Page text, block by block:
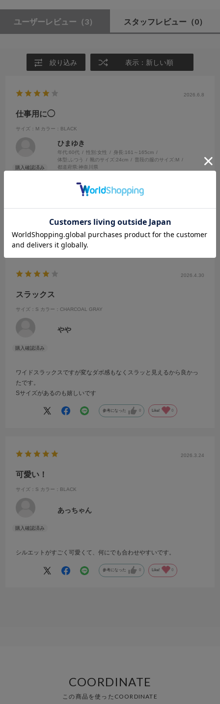
ユーザーレビュー （3） スタッフレビュー （0）
絞り込み 表示：新しい順
2026.6.8
仕事用に◯
サイズ：M カラー：BLACK
ひまゆき
年代:60代 性別:女性 身長:161～165cm
体型: ふつう 靴のサイズ:24cm 普段の服のサイズ:M
都道府県:神奈川県
ワイドですがきちんと見えるので仕事用に履いています。残念なのは
2026.4.30
スラックス
サイズ：S カラー：CHARCOAL GRAY
やや
ワイドスラックスですが変なダボ感もなくスラッと見えるから良かっ
たです。
Sサイズがあるのも嬉しいです
参考になった 0 Like! 0
2026.3.24
可愛い！
サイズ：S カラー：BLACK
あっちゃん
シルエットがすごく可愛くて、何にでも合わせやすいです。
参考になった 0 Like! 0
COORDINATE
この商品を使ったCOORDINATE